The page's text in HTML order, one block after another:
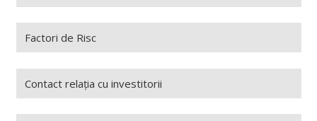
Factori de Risc
Contact relația cu investitorii